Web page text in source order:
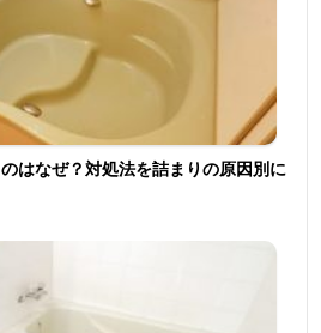
はなぜ？対処法を詰まりの原因別に